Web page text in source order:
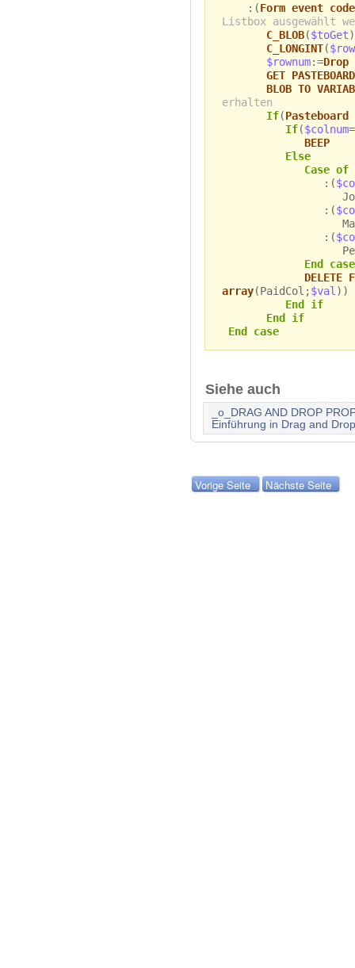
:(Form event code
Listbox ausgewählt
C_BLOB($toGet)
C_LONGINT(
$rownum:=
GET
BLOB TO
erhalten
If(
If($colnum
BEEP
Else
Case of
:(
:(
:(
End case
DELETE
array(PaidCol;$val ))
End if
End if
End case
Siehe auch
_o_DRAG AND DROP
Einführung in Drag and Drop
Vorige Seite Nächste Seite